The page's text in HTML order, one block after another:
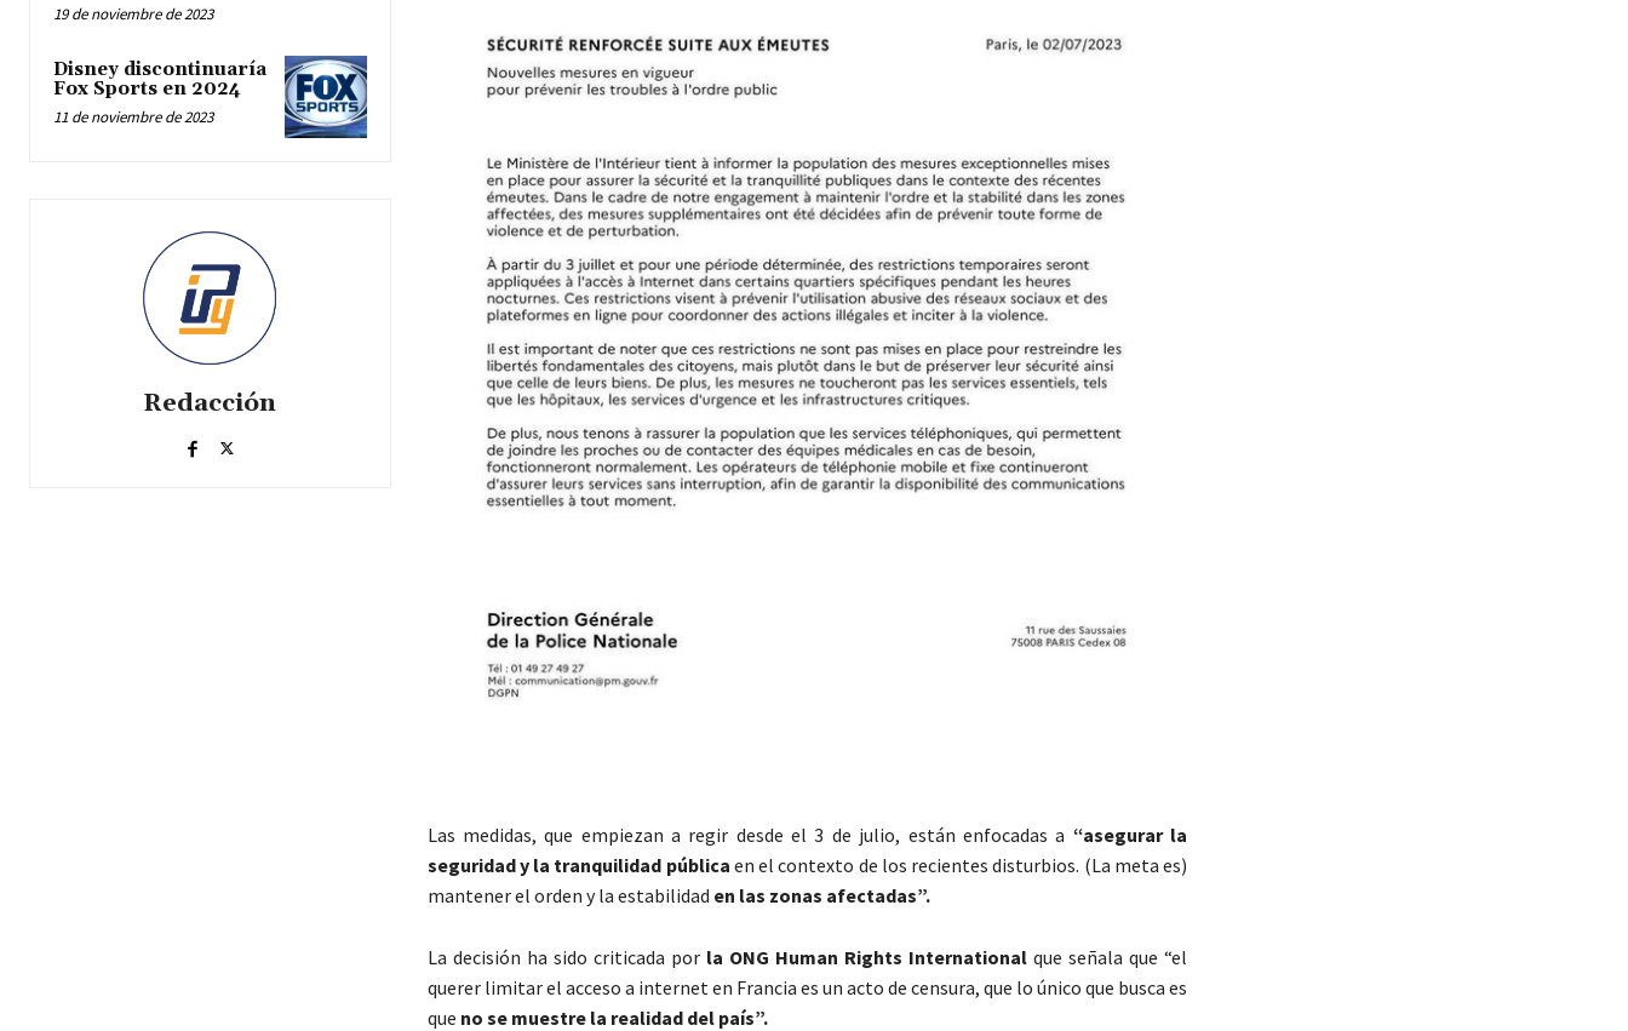
19 de noviembre de 2023
Disney discontinuaría
Fox Sports en 2024
11 de noviembre de 2023
Redacción
Las medidas, que empiezan a regir desde el 3 de julio, están enfocadas a “asegurar la
seguridad y la tranquilidad pública en el contexto de los recientes disturbios. (La meta es)
mantener el orden y la estabilidad en las zonas afectadas”.
La decisión ha sido criticada porla ONG Human Rights International que señala que “el
querer limitar el acceso a internet en Francia es un acto de censura, que lo único que busca es
que no se muestre la realidad del país”.